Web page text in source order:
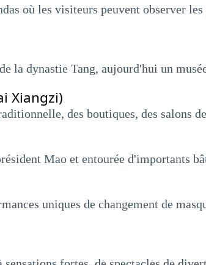
où les visiteurs peuvent observer
la dynastie Tang, aujourd'hui un
Xiangzi)
des boutiques, des salons
Mao et entourée d'importants
uniques de changement de